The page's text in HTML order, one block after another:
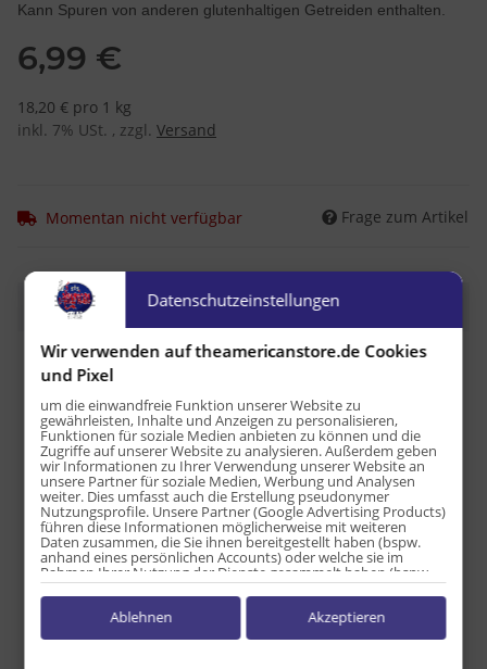
Kann Spuren von anderen glutenhaltigen Getreiden enthalten.
6,99 €
18,20 € pro 1 kg
inkl. 7% USt. , zzgl. Versand
Momentan nicht verfügbar Frage zum Artikel
Beschreibung
Nährwerttabelle pro 100g:
Fett: 10 g
davon ges. Fettsäuren: 0 g
Kohlenhydrate: 70 g
davon Zucker: 38 g
Eiweiß: 4 g
Salz: 2,5 g
Herkunftsland USA
Produkteigenschaft
Versandgewicht:
Datenschutzeinstellungen
Wir verwenden auf theamericanstore.de Cookies
und Pixel
um die einwandfreie Funktion unserer Website zu
gewährleisten, Inhalte und Anzeigen zu personalisieren,
Funktionen für soziale Medien anbieten zu können und die
Zugriffe auf unserer Website zu analysieren. Außerdem geben
wir Informationen zu Ihrer Verwendung unserer Website an
unsere Partner für soziale Medien, Werbung und Analysen
weiter. Dies umfasst auch die Erstellung pseudonymer
Nutzungsprofile. Unsere Partner (Google Advertising Products)
führen diese Informationen möglicherweise mit weiteren
Daten zusammen, die Sie ihnen bereitgestellt haben (bspw.
anhand eines persönlichen Accounts) oder welche sie im
Rahmen Ihrer Nutzung der Dienste gesammelt haben (bspw.
Nutzungsdaten anderer Geräte). Ihre Einwilligung zur Nutzung
von Cookies und Pixeln können Sie jederzeit widerrufen,
indem Sie auf den Datenschutz-Button links unten klicken und
dort die entsprechenden Anpassungen vornehmen.
Ablehnen Akzeptieren